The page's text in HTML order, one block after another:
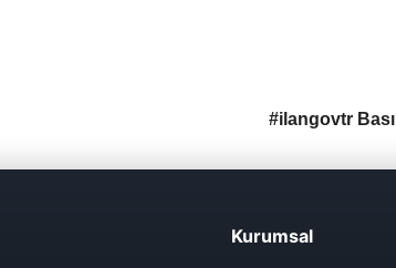
#ilangovtr
Kurumsal